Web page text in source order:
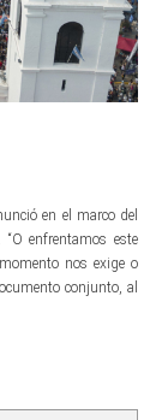
en el marco del
enfrentamos este
nos exige o
conjunto, al